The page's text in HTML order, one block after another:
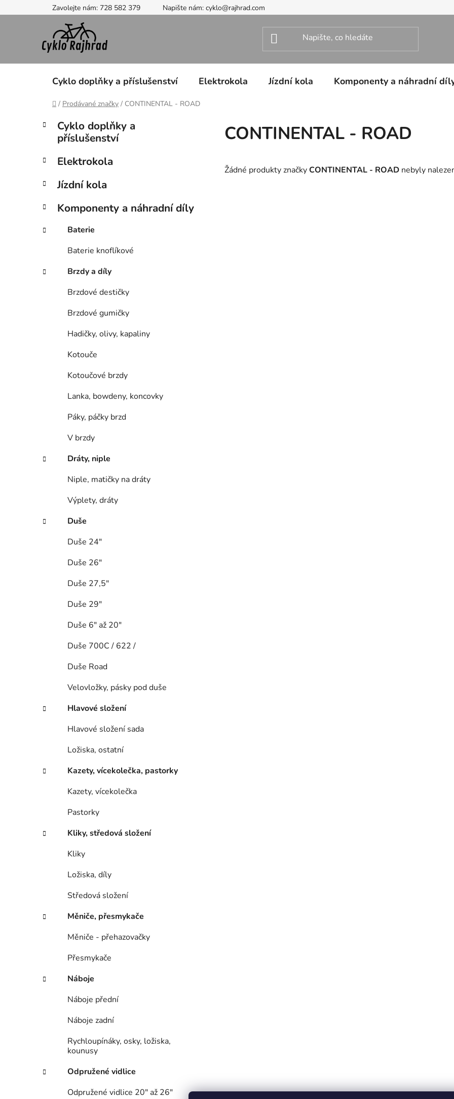
na
Zavolejte nám: 728 582 379 Napište nám: cyklo@rajhrad.com
Cyklo doplňky a příslušenství Elektrokola Jízdní kola Komponenty a náhradní
Domů
/ Prodávané značky / CONTINENTAL - ROAD
P
t
a
n
í
n
e
Přeskočit
kategorie
K
a
g
r
e
Cyklo doplňky a
příslušenství
Elektrokola
Jízdní kola
Komponenty a náhradní díly
Baterie
Baterie knoflíkové
Brzdy a díly
Brzdové destičky
Brzdové gumičky
Hadičky, olivy, kapaliny
Kotouče
Kotoučové brzdy
Lanka, bowdeny, koncovky
Páky, páčky brzd
V brzdy
Dráty, niple
Niple, matičky na dráty
Výplety, dráty
Duše
Duše 24"
Duše 26"
Duše 27,5"
Duše 29"
Duše 6" až 20"
Duše 700C / 622 /
Duše Road
Velovložky, pásky pod duše
Hlavové složení
Hlavové složení sada
Ložiska, ostatní
Kazety, vícekolečka, pastorky
Kazety, vícekolečka
Pastorky
Kliky, středová složení
Kliky
Ložiska, díly
Středová složení
Měniče, přesmykače
Měniče - přehazovačky
Přesmykače
Náboje
Náboje přední
Náboje zadní
Rychloupínáky, osky, ložiska,
kounusy
Odpružené vidlice
Odpružené vidlice 20" až 26"
CONTINENTAL - ROAD
Žádné produkty značkyCONTINENTAL - ROAD nebyly